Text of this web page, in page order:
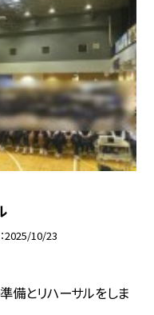
2025/10/23
備とリハーサルをしま